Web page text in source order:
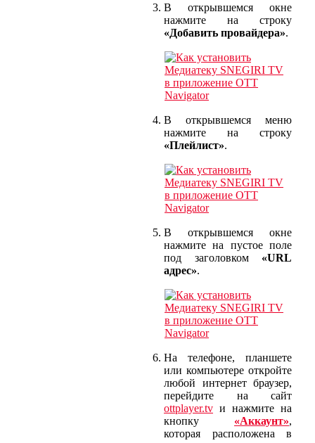
В открывшемся окне
нажмите на строку
«Добавить провайдера».
В открывшемся меню
нажмите на строку
«Плейлист».
В открывшемся окне
нажмите на пустое поле
под заголовком «URL
адрес».
На телефоне, планшете
или компьютере откройте
любой интернет браузер,
перейдите на сайт
ottplayer.tv и нажмите на
кнопку «Аккаунт»,
которая расположена в